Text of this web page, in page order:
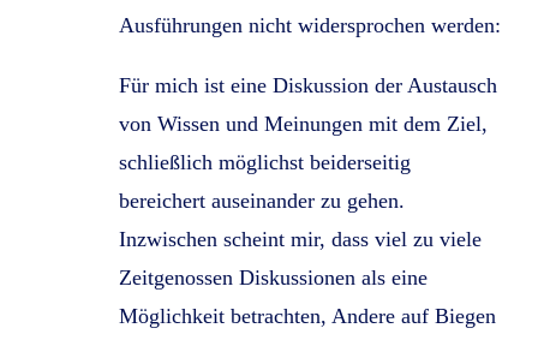
Ausführungen nicht widersprochen werden:
Für mich ist eine Diskussion der Austausch
von Wissen und Meinungen mit dem Ziel,
schließlich möglichst beiderseitig
bereichert auseinander zu gehen.
Inzwischen scheint mir, dass viel zu viele
Zeitgenossen Diskussionen als eine
Möglichkeit betrachten, Andere auf Biegen